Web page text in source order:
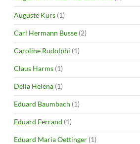
Auguste Kurs (1)
Carl Hermann Busse (2)
Caroline Rudolphi (1)
Claus Harms (1)
Delia Helena (1)
Eduard Baumbach (1)
Eduard Ferrand (1)
Eduard Maria Oettinger (1)